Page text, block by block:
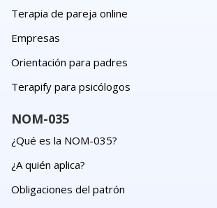
Terapia de pareja online
Empresas
Orientación para padres
Terapify para psicólogos
NOM-035
¿Qué es la NOM-035?
¿A quién aplica?
Obligaciones del patrón